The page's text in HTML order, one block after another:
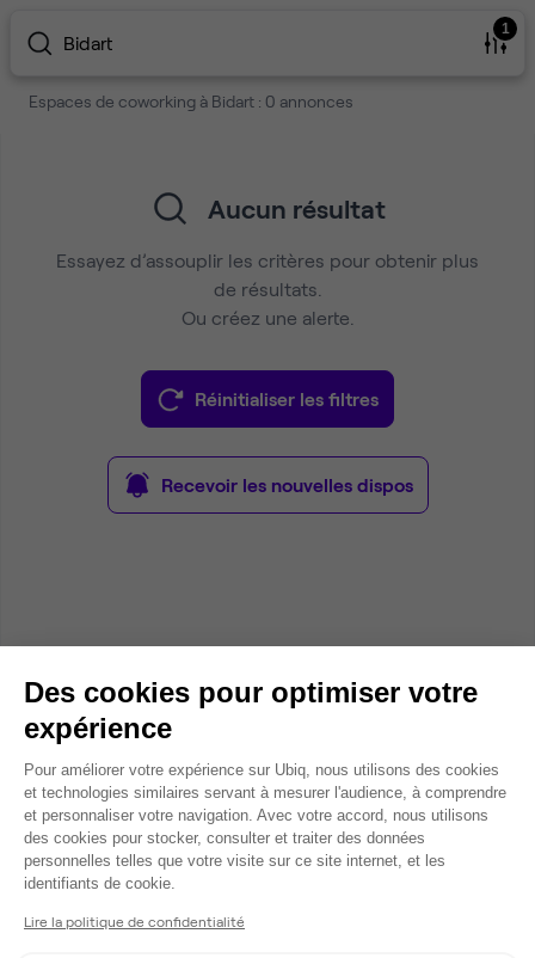
Bidart
1
Espaces de coworking à Bidart : 0 annonces
Aucun résultat
Essayez d’assouplir les critères pour obtenir plus
de résultats.
Ou créez une alerte.
Réinitialiser les filtres
Recevoir les nouvelles dispos
Des cookies pour optimiser votre
expérience
Plateforme de Gestion du
Pour améliorer votre expérience sur Ubiq, nous utilisons des cookies
et technologies similaires servant à mesurer l'audience, à comprendre
et personnaliser votre navigation. Avec votre accord, nous utilisons
des cookies pour stocker, consulter et traiter des données
personnelles telles que votre visite sur ce site internet, et les
identifiants de cookie.
Lire la politique de confidentialité